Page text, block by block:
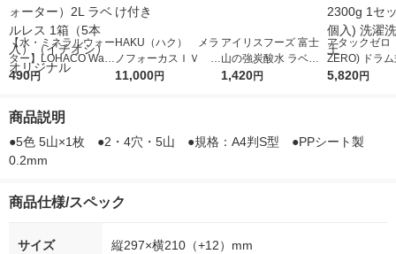
【水・ミネラルウォー
ター】LOHACO Wate
r（ロハコウォータ
シ） オリジナル
490円
HAKU（ハク） メラ
ノフォーカスＩＶ 4
5ｇ 資生堂 おまけ
11,000円
アイリスフーズ 富士
山の強炭酸水 ラベル
レス 500ml 1箱（24
1,420円
アタックゼロ
ZERO) ドラ
詰め替え メガ
5,820円
商品説明
●5色 5山×1枚　●2・4穴・5山　●規格：A4判S型　●PPシート製
0.2mm
商品仕様/スペック
サイズ 縦297×横210（+12）mm